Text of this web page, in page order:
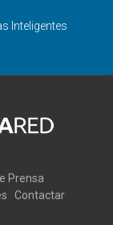
Inteligentes
Prensa
Contactar